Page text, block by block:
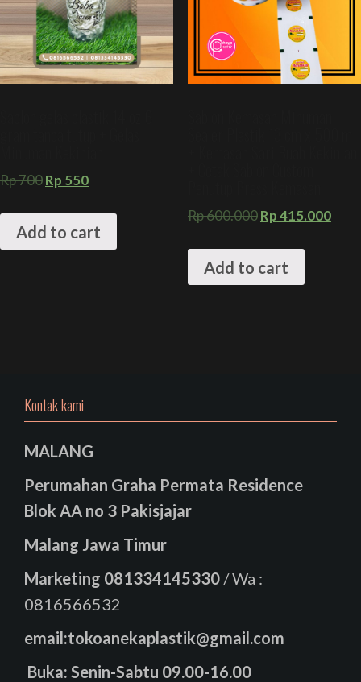
Rp700Rp 550
Add to cart
Rp600.000Rp415.000
Add to cart
Kontak kami
MALANG
Perumahan Graha Permata Residence
Blok AA no 3 Pakisjajar
Malang Jawa Timur
Marketing 081334145330 / Wa :
0816566532
email:tokoanekaplastik@gmail.com
Buka: Senin-Sabtu 09.00-16.00